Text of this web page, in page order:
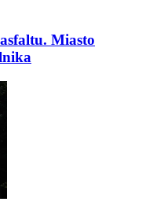
Miasto